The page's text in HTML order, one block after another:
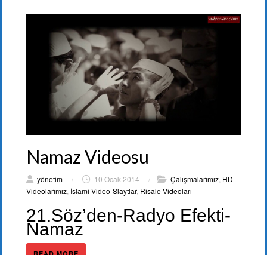
Namaz Videosu
yönetim / 10 Ocak 2014 / Çalışmalarımız HD
Videolarımız İslami Video-Slaytlar, Risale Videoları
21.Söz’den-Radyo Efekti-
Namaz